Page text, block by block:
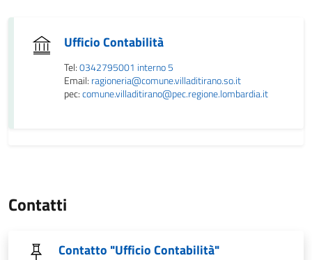
Ufficio Contabilità
Tel:0342795001 interno 5
Email: ragioneria@comune.villaditirano.so.it
pec:comune.villaditirano@pec.regione.lombardia.it
Contatti
Contatto "Ufficio Contabilità"